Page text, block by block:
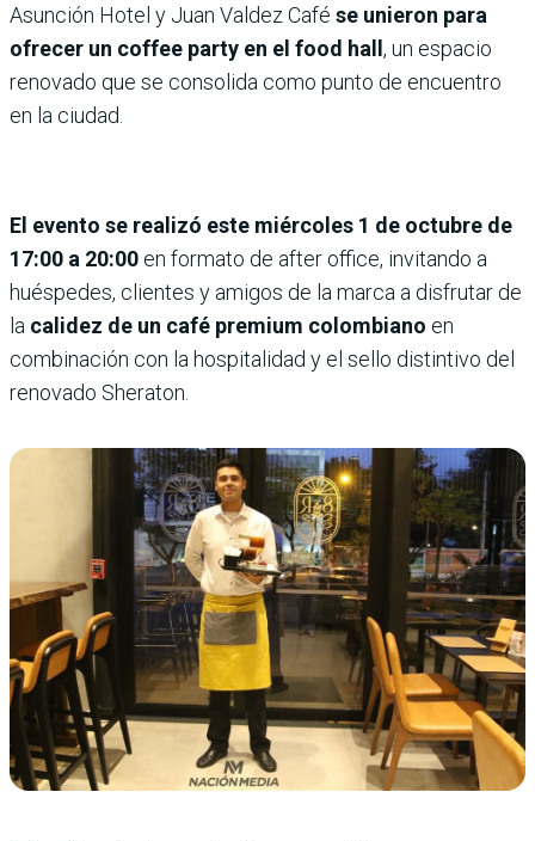
Asunción Hotel y Juan Valdez Café se unieron para
ofrecer un coffee party en el food hall, un espacio
renovado que se consolida como punto de encuentro
en la ciudad.
El evento se realizó este miércoles 1 de octubre de
17:00 a 20:00 en formato de after office, invitando a
huéspedes, clientes y amigos de la marca a disfrutar de
la calidez de un café premium colombiano en
combinación con la hospitalidad y el sello distintivo del
renovado Sheraton.